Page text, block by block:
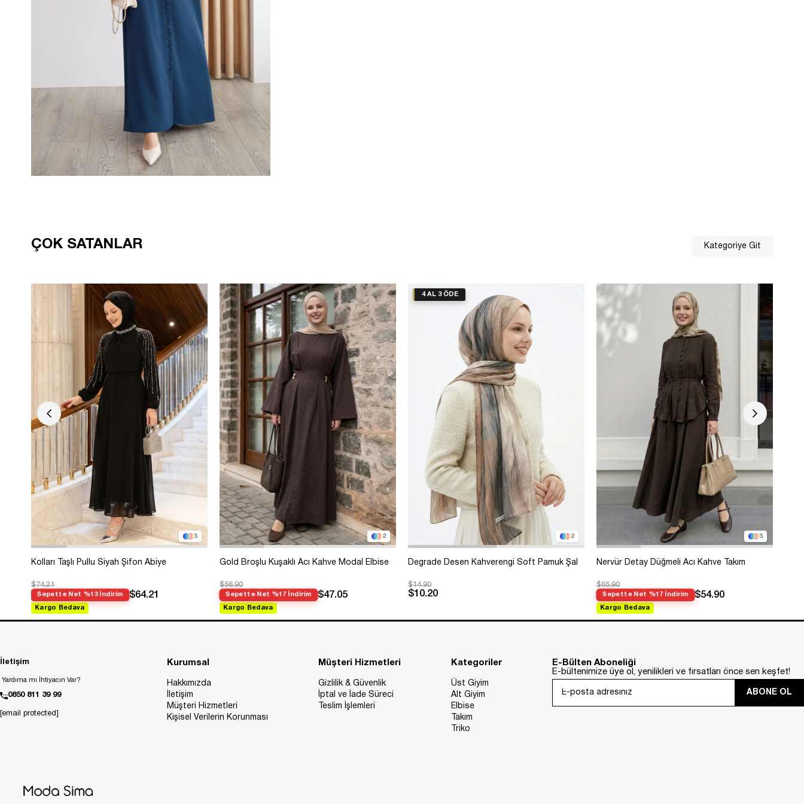
ÇOK SATANLAR
3
Kolları Taşlı Pullu Siyah Şifon Abiye
$74.21
Sepette Net %13 İndirim $64.21
Kargo Bedava
2
Gold Broşlu Kuşaklı Acı Kahve Modal Elbise
$56.90
Sepette Net %17 İndirim $47.05
Kargo Bedava
2
Degrade Desen Kahverengi Soft Pamuk Şal
$14.90
$10.20
4 AL 3 ÖDE
3
Nervür Detay Düğmeli Acı Kahve Takım
$65.90
Sepette Net %17 İndirim $54.90
Kargo Bedava
Kategoriye Git
İletişim
Yardıma mı İhtiyacın Var?
0850 811 39 99
[email protected]
Kurumsal
Hakkımızda
İletişim
Müşteri Hizmetleri
Kişisel Verilerin Korunması
Müşteri Hizmetleri
Gizlilik & Güvenlik
İptal ve İade Süreci
Teslim İşlemleri
Kategoriler
Üst Giyim
Alt Giyim
Elbise
Takım
Triko
E-Bülten Aboneliği
E-bültenimize üye ol, yenilikleri ve fırsatları önce sen keşfet!
ABONE OL